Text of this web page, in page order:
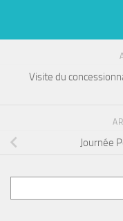
Visite du
Journée